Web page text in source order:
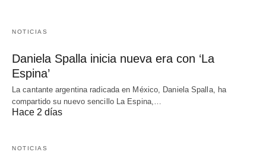
NOTICIAS
Daniela Spalla inicia nueva era con ‘La
Espina’
La cantante argentina radicada en México, Daniela Spalla, ha
compartido su nuevo sencillo La Espina,…
Hace 2 días
NOTICIAS